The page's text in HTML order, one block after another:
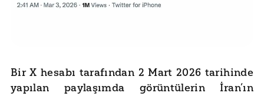
Bir X hesabı tarafından 2 Mart 2026 tarihinde
yapılan paylaşımda görüntülerin İran’ın